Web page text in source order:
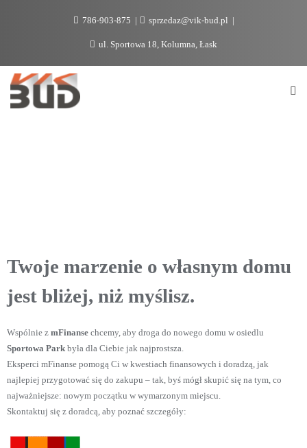
786-903-875 sprzedaz@vik-bud.pl
ul. Sportowa 18, Kolumna, Łask
Twoje marzenie o własnym domu
jest bliżej, niż myślisz.
Wspólnie z mFinanse chcemy, aby droga do nowego domu w osiedlu
Sportowa Park była dla Ciebie jak najprostsza.
Eksperci mFinanse pomogą Ci w kwestiach finansowych i doradzą, jak
najlepiej przygotować się do zakupu – tak, byś mógł skupić się na tym, co
najważniejsze: nowym początku w wymarzonym miejscu.
Skontaktuj się z doradcą, aby poznać szczegóły: